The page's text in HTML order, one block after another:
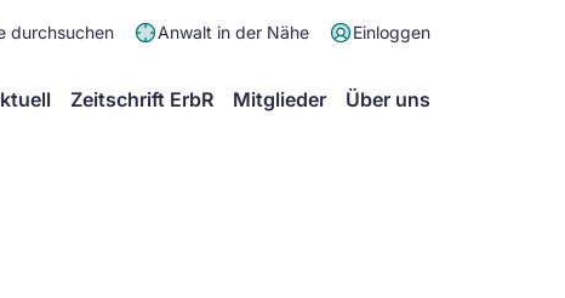
durchsuchen Anwalt in der Nähe Einloggen
Zeitschrift ErbR Mitglieder Über uns